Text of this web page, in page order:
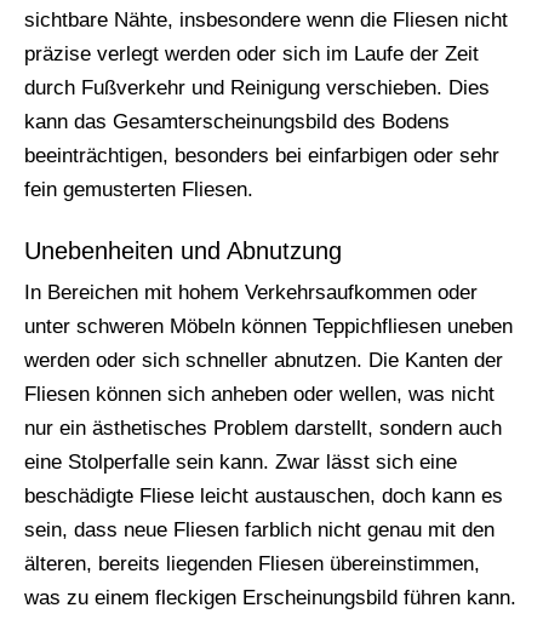
sichtbare Nähte, insbesondere wenn die Fliesen nicht
präzise verlegt werden oder sich im Laufe der Zeit
durch Fußverkehr und Reinigung verschieben. Dies
kann das Gesamterscheinungsbild des Bodens
beeinträchtigen, besonders bei einfarbigen oder sehr
fein gemusterten Fliesen.
Unebenheiten und Abnutzung
In Bereichen mit hohem Verkehrsaufkommen oder
unter schweren Möbeln können Teppichfliesen uneben
werden oder sich schneller abnutzen. Die Kanten der
Fliesen können sich anheben oder wellen, was nicht
nur ein ästhetisches Problem darstellt, sondern auch
eine Stolperfalle sein kann. Zwar lässt sich eine
beschädigte Fliese leicht austauschen, doch kann es
sein, dass neue Fliesen farblich nicht genau mit den
älteren, bereits liegenden Fliesen übereinstimmen,
was zu einem fleckigen Erscheinungsbild führen kann.